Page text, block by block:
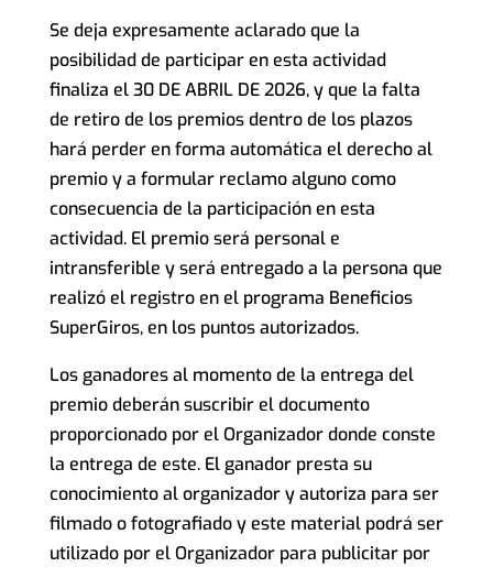
Se deja expresamente aclarado que la
posibilidad de participar en esta actividad
finaliza el 30 DE ABRIL DE 2026, y que la falta
de retiro de los premios dentro de los plazos
hará perder en forma automática el derecho al
premio y a formular reclamo alguno como
consecuencia de la participación en esta
actividad. El premio será personal e
intransferible y será entregado a la persona que
realizó el registro en el programa Beneficios
SuperGiros, en los puntos autorizados.
Los ganadores al momento de la entrega del
premio deberán suscribir el documento
proporcionado por el Organizador donde conste
la entrega de este. El ganador presta su
conocimiento al organizador y autoriza para ser
filmado o fotografiado y este material podrá ser
utilizado por el Organizador para publicitar por